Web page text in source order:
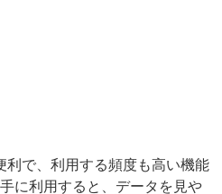
利で、利用する頻度も高い機能
に利用すると、データを見や